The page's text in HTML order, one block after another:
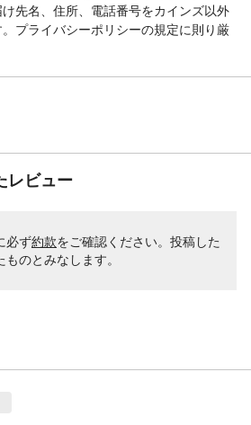
先名、住所、電話番号をカインズ以外
プライバシーポリシーの規定に則り厳
レビュー
必ず約款をご確認ください。投稿した
のとみなします。